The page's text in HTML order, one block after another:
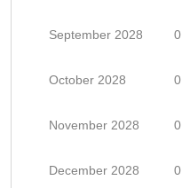
September 2028
October 2028
November 2028
December 2028